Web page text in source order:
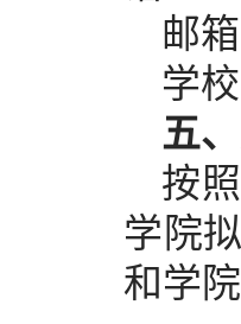
邮
学
五
按
学院
和学